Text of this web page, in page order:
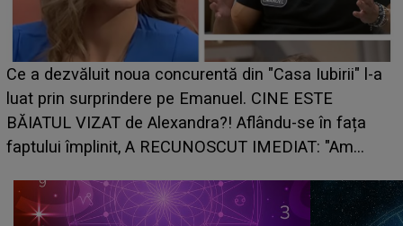
din "Casa Iubirii" l-a
CINE ESTE
Aflându-se în fața
IMEDIAT: "Am
HOROSCOP de
care riscă să rămână
grabă îi aduce pierderi
planurile peste cap